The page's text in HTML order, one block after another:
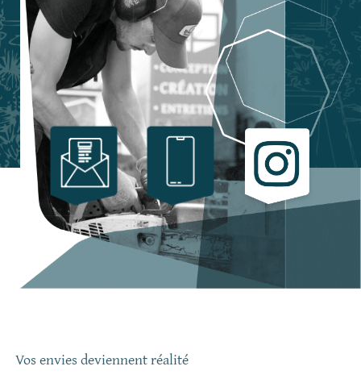
Vos envies deviennent réalité